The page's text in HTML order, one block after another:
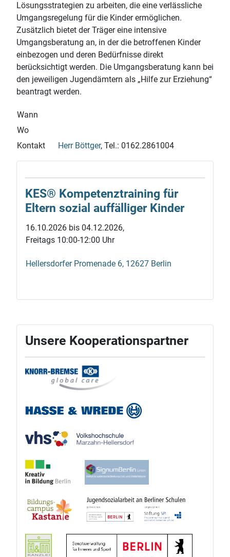
Lösungsstrategien zu arbeiten, die eine verlässliche
Umgangsregelung für die Kinder ermöglichen.
Zusätzlich bietet der Träger eine intensive
Umgangsberatung an, in der die betroffenen Kinder
einbezogen und deren Bedürfnisse direkt
berücksichtigt werden. Die Umgangsberatung kann bei
den jeweiligen Jugendämtern als „Hilfe zur Erziehung“
beantragt werden.
Wann
Wo
Kontakt
Herr Böttger, Tel.: 0162.2861004
KES® Kompetenz­training für
Eltern sozial auf­fälliger Kinder
16.10.2026 bis 04.12.2026,
Freitags 10:00-12:00 Uhr
Hellersdorfer Promenade 6, 12627 Berlin
Unsere Kooperationspartner